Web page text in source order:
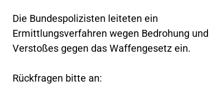
Die Bundespolizisten leiteten ein
Ermittlungsverfahren wegen Bedrohung und
Verstoßes gegen das Waffengesetz ein.
Rückfragen bitte an: